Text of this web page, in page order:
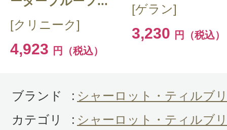
らクチコミ投稿すると1 商品に
ントプレゼント！
[クリニーク]
4,923 円（税込）
[ゲラン]
3,230 円（税込）
ブランド : シャーロット・ティルブ
カテゴリ
: シャーロット・ティルブ